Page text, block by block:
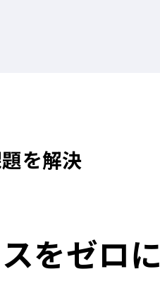
を解決
をゼロに